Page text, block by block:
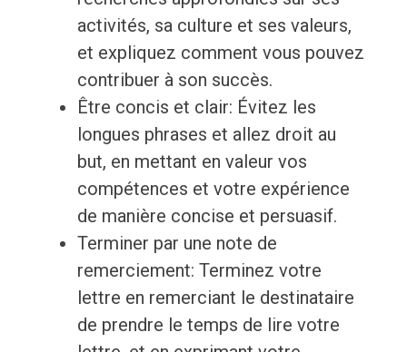
activités, sa culture et ses valeurs,
et expliquez comment vous pouvez
contribuer à son succès.
Être concis et clair: Évitez les
longues phrases et allez droit au
but, en mettant en valeur vos
compétences et votre expérience
de manière concise et persuasif.
Terminer par une note de
remerciement: Terminez votre
lettre en remerciant le destinataire
de prendre le temps de lire votre